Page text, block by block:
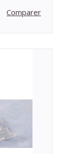
Comparer